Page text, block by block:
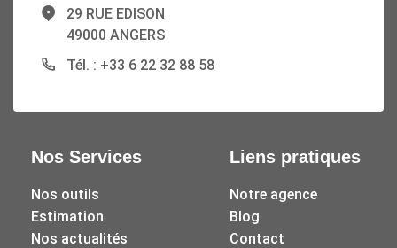
29 RUE EDISON
49000 ANGERS
Tél. : +33 6 22 32 88 58
Nos Services
Nos outils
Estimation
Nos actualités
Liens pratiques
Notre agence
Blog
Contact